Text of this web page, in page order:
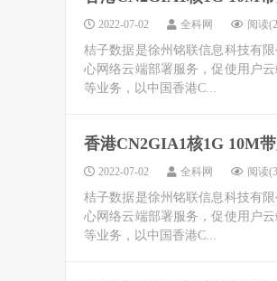
2022-07-02 全科网 阅读
桔子数据是徐州铭联信息科技有
心网络云端部署服务，促使用户
等业务，以中国香港C...
香港CN2GIA1核1G 10M
2022-07-02 全科网 阅读
桔子数据是徐州铭联信息科技有
心网络云端部署服务，促使用户
等业务，以中国香港C...